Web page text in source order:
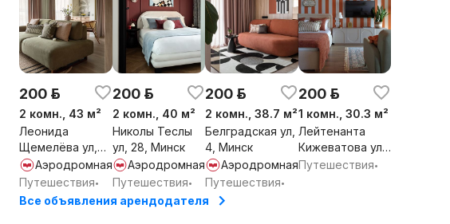
200 р.
2 комн., 43 м²
Леонида
Щемелёва ул,
16, Минск
Аэродромная
Путешествия•
200 р.
2 комн., 40 м²
Николы Теслы
ул, 28, Минск
Аэродромная
Путешествия•
200 р.
2 комн., 38.7 м²
Белградская ул,
4, Минск
Аэродромная
Путешествия•
200 р.
1 комн., 30.3 м²
Лейтенанта
Кижеватова ул,
3А, Минск
Путешествия•
Все объявления арендодателя